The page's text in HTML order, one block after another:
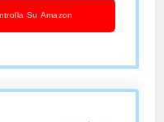
Su Amazon